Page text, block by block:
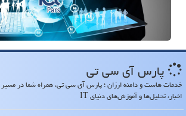
پارس آی سی تی
خدمات هاست و دامنه ارزان ؛ پارس آی سی تی، همراه شما در مسیر
اخبار، تحلیل‌ها و آموزش‌های دنیای IT